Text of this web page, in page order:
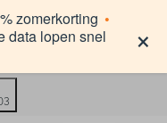
zomerkorting •
data lopen snel
×